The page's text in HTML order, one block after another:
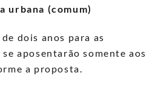
urbana (comum)
dois anos para as
aposentarão somente aos
a proposta.